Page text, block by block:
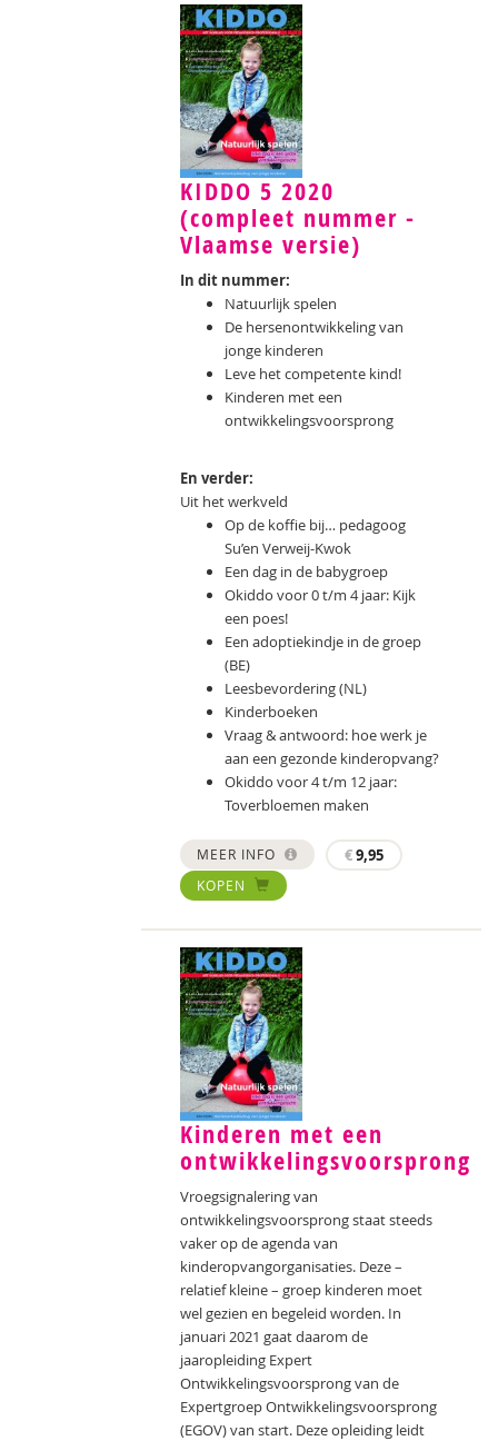
KIDDO 5 2020
(compleet nummer -
Vlaamse versie)
In dit nummer:
Natuurlijk spelen
De hersenontwikkeling van
jonge kinderen
Leve het competente kind!
Kinderen met een
ontwikkelingsvoorsprong
En verder:
Uit het werkveld
Op de koffie bij… pedagoog
Su’en Verweij-Kwok
Een dag in de babygroep
Okiddo voor 0 t/m 4 jaar: Kijk
een poes!
Een adoptiekindje in de groep
(BE)
Leesbevordering (NL)
Kinderboeken
Vraag & antwoord: hoe werk je
aan een gezonde kinderopvang?
Okiddo voor 4 t/m 12 jaar:
Toverbloemen maken
MEER INFO €9,95
KOPEN
Kinderen met een
ontwikkelingsvoorsprong
Vroegsignalering van
ontwikkelingsvoorsprong staat steeds
vaker op de agenda van
kinderopvangorganisaties. Deze –
relatief kleine – groep kinderen moet
wel gezien en begeleid worden. In
januari 2021 gaat daarom de
jaaropleiding Expert
Ontwikkelingsvoorsprong van de
Expertgroep Ontwikkelingsvoorsprong
(EGOV) van start. Deze opleiding leidt